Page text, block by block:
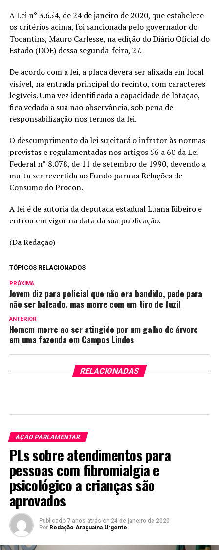
A Lei n° 3.654, de 24 de janeiro de 2020, que estabelece
os critérios acima, foi sancionada pelo governador do
Tocantins, Mauro Carlesse, na edição do Diário Oficial do
Estado (DOE) dessa segunda-feira, 27.
De acordo com a lei, a placa deverá ser afixada em local
visível, na entrada principal do recinto, com caracteres
legíveis. Uma vez identificada a capacidade de lotação,
fica vedada a sua não observância, sob pena de
responsabilização nos termos da lei.
O descumprimento da lei sujeitará o infrator às normas
previstas e regulamentadas nos artigos 56 a 60 da Lei
Federal n° 8.078, de 11 de setembro de 1990, devendo a
multa ser revertida ao Fundo para as Relações de
Consumo do Procon.
A lei é de autoria da deputada estadual Luana Ribeiro e
entrou em vigor na data da sua publicação.
(Da Redação)
TÓPICOS RELACIONADOS
PRÓXIMA
Jovem diz para policial que não era bandido, pede para
não ser baleado, mas morre com um tiro de fuzil
ANTERIOR
Homem morre ao ser atingido por um galho de árvore
em uma fazenda em Campos Lindos
RELACIONADAS
AÇÃO PARLAMENTAR
PLs sobre atendimentos para
pessoas com fibromialgia e
psicológico a crianças são
aprovados
Publicado 7 anos atrás on 24 de janeiro de 2020
Por Redação Araguaina Urgente